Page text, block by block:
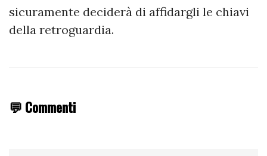
sicuramente deciderà di affidargli le chiavi
della retroguardia.
💬 Commenti